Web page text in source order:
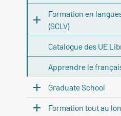
Formation en
(SCLV)
Catalogue des UE
Apprendre le
Graduate School
Formation tout au